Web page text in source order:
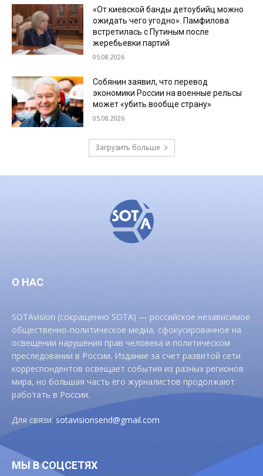
«От киевской банды детоубийц можно
ожидать чего угодно». Памфилова
встретилась с Путиным после
жеребьевки партий
05.08.2026
Собянин заявил, что перевод
экономики России на военные рельсы
может «убить вообще страну»
05.08.2026
Загрузить больше
О НАС
SOTAvision (сокращенно SOTA) — российское независимое
общественно-политическое медиа, сфокусированное на
освещении нарушения прав человека и политическом
преследовании в России. Издание за счет развитой сети
корреспондентов освещает события из разных регионов
мира, но большая часть его журналистов продолжают
работать в России.
Для связи:sotavisionsend@gmail.com
МЫ В СОЦСЕТЯХ